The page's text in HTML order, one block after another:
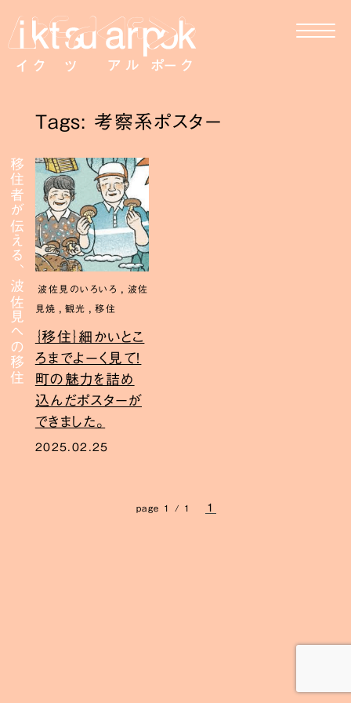
移住者が伝える、波佐見への移住
Tags: 考察系ポスター
波佐見のいろいろ , 波佐
見焼 , 観光 , 移住
｛移住｝細かいとこ
ろまでよーく見て！
町の魅力を詰め
込んだポスターが
できました。
2025.02.25
page 1 / 1 1